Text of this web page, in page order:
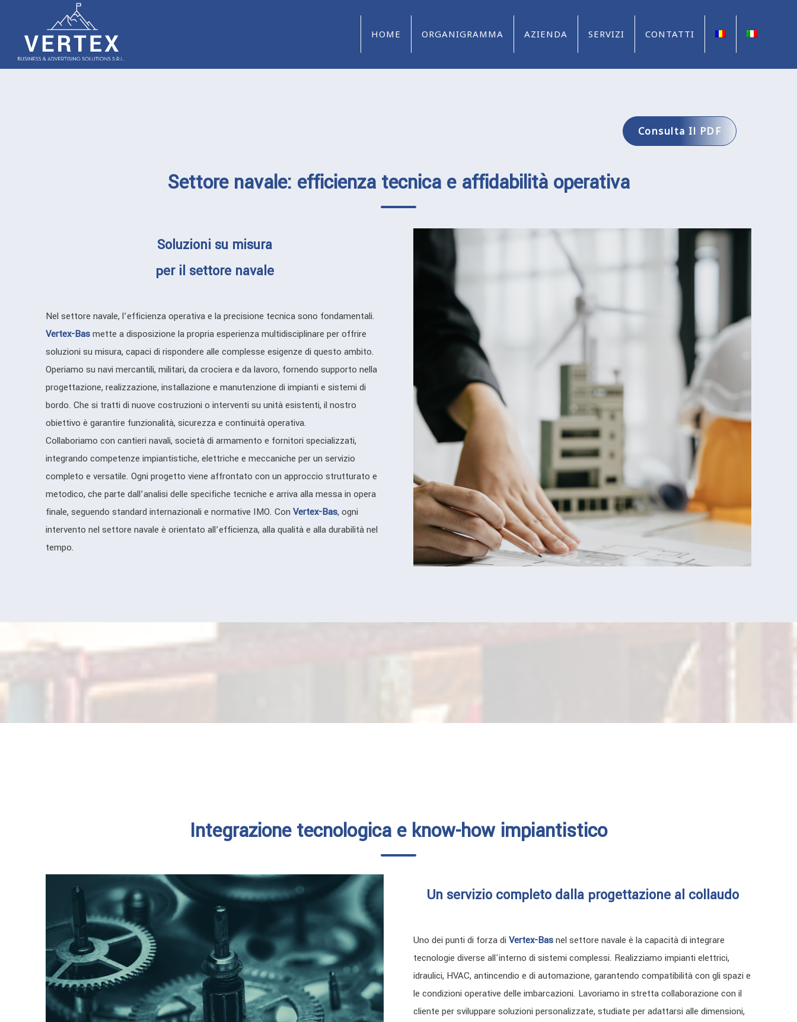
contenuto
HOME ORGANIGRAMMA AZIENDA SERVIZI CONTATTI
Consulta Il PDF
Settore navale: efficienza tecnica e affidabilità operativa
Soluzioni su misura
per il settore navale
Nel settore navale, l’efficienza operativa e la precisione tecnica sono fondamentali.
Vertex-Basmette a disposizione la propria esperienza multidisciplinare per offrire
soluzioni su misura, capaci di rispondere alle complesse esigenze di questo ambito.
Operiamo su navi mercantili, militari, da crociera e da lavoro, fornendo supporto nella
progettazione, realizzazione, installazione e manutenzione di impianti e sistemi di
bordo. Che si tratti di nuove costruzioni o interventi su unità esistenti, il nostro
obiettivo è garantire funzionalità, sicurezza e continuità operativa.
Collaboriamo con cantieri navali, società di armamento e fornitori specializzati,
integrando competenze impiantistiche, elettriche e meccaniche per un servizio
completo e versatile. Ogni progetto viene affrontato con un approccio strutturato e
metodico, che parte dall’analisi delle specifiche tecniche e arriva alla messa in opera
finale, seguendo standard internazionali e normative IMO. Con Vertex-Bas, ogni
intervento nel settore navale è orientato all’efficienza, alla qualità e alla durabilità nel
tempo.
Integrazione tecnologica e know-how impiantistico
Un servizio completo dalla progettazione al collaudo
Uno dei punti di forza diVertex-Basnel settore navale è la capacità di integrare
tecnologie diverse all'interno di sistemi complessi. Realizziamo impianti elettrici,
idraulici, HVAC, antincendio e di automazione, garantendo compatibilità con gli spazi e
le condizioni operative delle imbarcazioni. Lavoriamo in stretta collaborazione con il
cliente per sviluppare soluzioni personalizzate, studiate per adattarsi alle dimensioni,